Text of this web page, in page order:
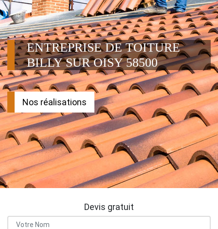
ENTREPRISE DE TOITURE
BILLY SUR OISY 58500
Nos réalisations
Devis gratuit